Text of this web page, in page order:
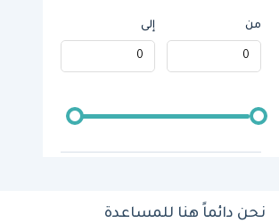
من إلى
نحن دائماً هنا للمساعدة